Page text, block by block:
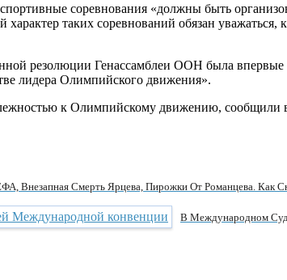
соревнования «должны быть
таких соревнований обязан уважаться,
резолюции Генассамблеи ООН была впервые
лидера Олимпийского движения».
к Олимпийскому движению, сообщили
Внезапная Смерть Ярцева, Пирожки От Романцева. Как
В Международном